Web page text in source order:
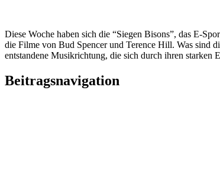
Diese Woche haben sich die “Siegen Bisons”, das E-
die Filme von Bud Spencer und Terence Hill. Was sind
entstandene Musikrichtung, die sich durch ihren starken
Beitragsnavigation